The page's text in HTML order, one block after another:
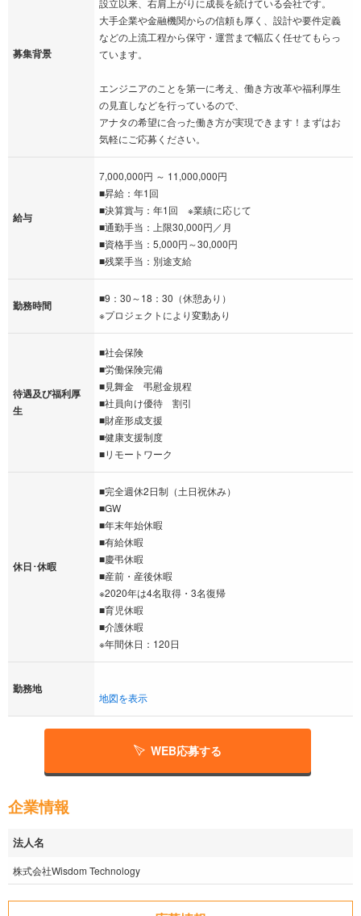
募集背景
設立以来、右肩上がりに成長を続けている会社です。
大手企業や金融機関からの信頼も厚く、設計や要件定義
などの上流工程から保守・運営まで幅広く任せてもらっ
ています。
エンジニアのことを第一に考え、働き方改革や福利厚生
の見直しなどを行っているので、
アナタの希望に合った働き方が実現できます！まずはお
気軽にご応募ください。
給与
7,000,000円 ～ 11,000,000円
■昇給：年1回
■決算賞与：年1回 ※業績に応じて
■通勤手当：上限30,000円／月
■資格手当：5,000円～30,000円
■残業手当：別途支給
勤務時間
■9：30～18：30（休憩あり）
※プロジェクトにより変動あり
待遇及び福利厚
生
■社会保険
■労働保険完備
■見舞金 弔慰金規程
■社員向け優待 割引
■財産形成支援
■健康支援制度
■リモートワーク
休日･休暇
■完全週休2日制（土日祝休み）
■GW
■年末年始休暇
■有給休暇
■慶弔休暇
■産前・産後休暇
※2020年は4名取得・3名復帰
■育児休暇
■介護休暇
※年間休日：120日
勤務地
地図を表示
WEB応募する
企業情報
法人名
株式会社Wisdom Technology